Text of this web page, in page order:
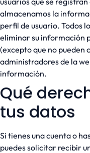
almacenamos la
perfil de usuario. Todos
eliminar su información
(excepto que no pueden
administradores de la
información.
Qué
tus datos
Si tienes una cuenta o
puedes solicitar recibir